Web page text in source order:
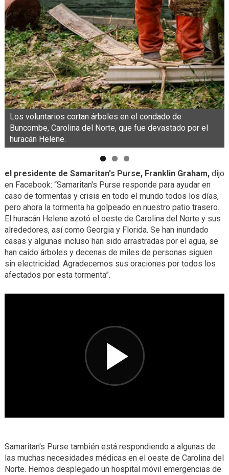
Los voluntarios cortan árboles en el condado de
Buncombe, Carolina del Norte, que fue devastado por el
huracán Helene.
el presidente de Samaritan's Purse, Franklin Graham,dijo
en Facebook: “Samaritan's Purse responde para ayudar en
caso de tormentas y crisis en todo el mundo todos los días,
pero ahora la tormenta ha golpeado en nuestro patio trasero.
El huracán Helene azotó el oeste de Carolina del Norte y sus
alrededores, así como Georgia y Florida. Se han inundado
casas y algunas incluso han sido arrastradas por el agua, se
han caído árboles y decenas de miles de personas siguen
sin electricidad. Agradecemos sus oraciones por todos los
afectados por esta tormenta”.
Samaritan's Purse también está respondiendo a algunas de
las muchas necesidades médicas en el oeste de Carolina del
Norte. Hemos desplegado un hospital móvil emergencias de